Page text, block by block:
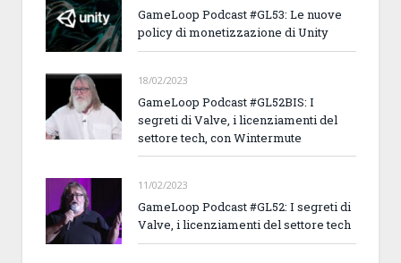
GameLoop Podcast #GL53: Le nuove
policy di monetizzazione di Unity
18/02/2023
GameLoop Podcast #GL52BIS: I
segreti di Valve, i licenziamenti del
settore tech, con Wintermute
11/02/2023
GameLoop Podcast #GL52: I segreti di
Valve, i licenziamenti del settore tech